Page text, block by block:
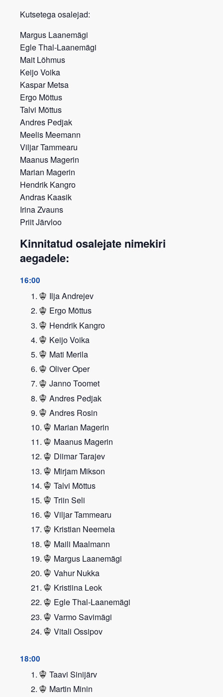
Kutsetega osalejad:
Margus Laanemägi
Egle Thal-Laanemägi
Mait Lõhmus
Keijo Voika
Kaspar Metsa
Ergo Mõttus
Talvi Mõttus
Andres Pedjak
Meelis Meemann
Viljar Tammearu
Maanus Magerin
Marian Magerin
Hendrik Kangro
Andras Kaasik
Irina Zvauns
Priit Järvloo
Kinnitatud osalejate nimekiri
aegadele:
16:00
Ilja Andrejev
Ergo Mõttus
Hendrik Kangro
Keijo Voika
Mati Merila
Oliver Oper
Janno Toomet
Andres Pedjak
Andres Rosin
Marian Magerin
Maanus Magerin
Diimar Tarajev
Mirjam Mikson
Talvi Mõttus
Triin Seli
Viljar Tammearu
Kristian Neemela
Maili Maalmann
Margus Laanemägi
Vahur Nukka
Kristiina Leok
Egle Thal-Laanemägi
Varmo Savimägi
Vitali Ossipov
18:00
Taavi Sinijärv
Martin Minin